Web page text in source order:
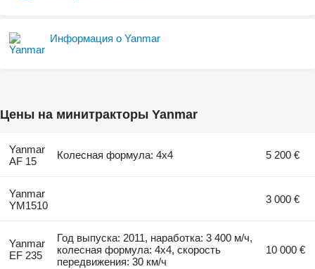
Информация о Yanmar
Цены на минитракторы Yanmar
Yanmar
AF 15
Колесная формула: 4x4 5 200 €
Yanmar
YM1510
3 000 €
Yanmar
EF 235
Год выпуска: 2011, наработка: 3 400 м/ч,
колесная формула: 4x4, скорость
передвижения: 30 км/ч
10 000 €